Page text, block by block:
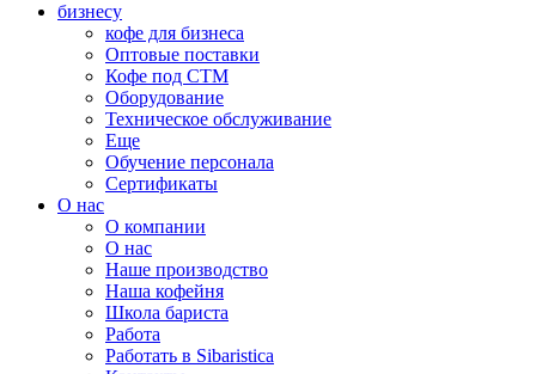
бизнесу
кофе для бизнеса
Оптовые поставки
Кофе под СТМ
Оборудование
Техническое обслуживание
Еще
Обучение персонала
Сертификаты
О нас
O компании
О нас
Наше производство
Наша кофейня
Школа бариста
Работа
Работать в Sibaristica